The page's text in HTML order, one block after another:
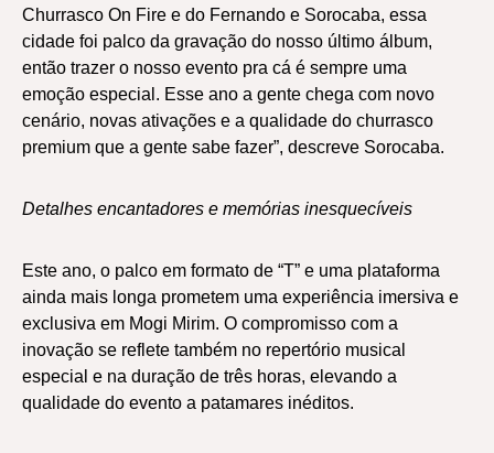
Churrasco On Fire e do Fernando e Sorocaba, essa
cidade foi palco da gravação do nosso último álbum,
então trazer o nosso evento pra cá é sempre uma
emoção especial. Esse ano a gente chega com novo
cenário, novas ativações e a qualidade do churrasco
premium que a gente sabe fazer”, descreve Sorocaba.
Detalhes encantadores e memórias inesquecíveis
Este ano, o palco em formato de “T” e uma plataforma
ainda mais longa prometem uma experiência imersiva e
exclusiva em Mogi Mirim. O compromisso com a
inovação se reflete também no repertório musical
especial e na duração de três horas, elevando a
qualidade do evento a patamares inéditos.